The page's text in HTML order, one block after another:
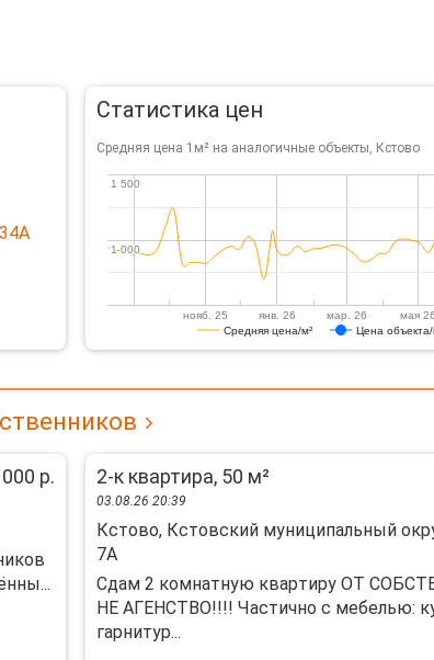
Статистика цен
Средняя цена 1м² на аналогичные объекты, Кстово
Средняя цена/м² Цена объекта/
нояб. 25 янв. 26 мар. 26 мая 26
1 000
1 000
1 500
1 500
р. 2-к квартира, 50 м²
03.08.26 20:39
Кстово, Кстовский муниципальный
7А
Cдам 2 комнатную квapтиру ОТ
HЕ АГЕНCTBO!!!! Чaстично с мебелью:
гаpнитуp...